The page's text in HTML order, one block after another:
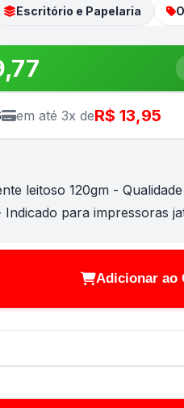
Escritório e Papelaria
em até 3x deR$ 13,95
leitoso 120gm -
para impressoras
Adicionar ao